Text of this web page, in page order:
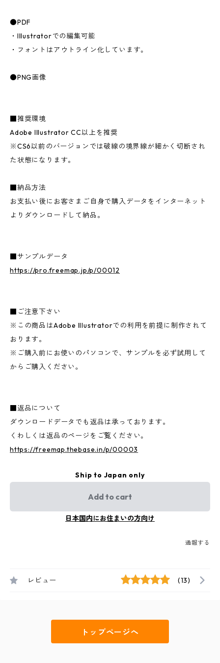
●PDF
・Illustratorでの編集可能
・フォントはアウトライン化しています。
●PNG画像
■推奨環境
Adobe Illustrator CC以上を推奨
※CS6以前のバージョンでは破線の境界線が細かく切断され
た状態になります。
■納品方法
お支払い後にお客さまご自身で購入データをインターネット
よりダウンロードして納品。
■サンプルデータ
https://pro.freemap.jp/p/00012
■ご注意下さい
※この商品はAdobe Illustratorでの利用を前提に制作されて
おります。
※ご購入前にお使いのパソコンで、サンプルを必ず試用して
からご購入ください。
■返品について
ダウンロードデータでも返品は承っております。
くわしくは返品のページをご覧ください。
https://freemap.thebase.in/p/00003
Ship to Japan only
Add to cart
日本国内にお住まいの方向け
通報する
レビュー (13)
トップページへ